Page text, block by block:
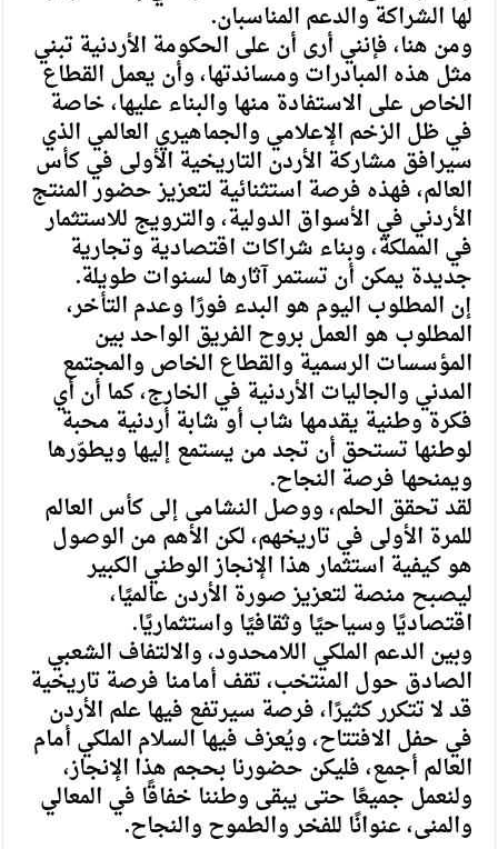
لها الشراكة والدعم المناسبان.
ومن هنا، فإنني أرى أن على الحكومة الأردنية تبني
مثل هذه المبادرات ومساندتها، وأن يعمل القطاع
الخاص على الاستفادة منها والبناء عليها، خاصة
في ظل الزخم الإعلامي والجماهيري العالمي الذي
سيرافق مشاركة الأردن التاريخية الأولى في كأس
العالم، فهذه فرصة استثنائية لتعزيز حضور المنتج
الأردني في الأسواق الدولية، والترويج للاستثمار
في المملكة، وبناء شراكات اقتصادية وتجارية
جديدة يمكن أن تستمر آثارها لسنوات طويلة.
إن المطلوب اليوم هو البدء فورًا وعدم التأخر،
المطلوب هو العمل بروح الفريق الواحد بين
المؤسسات الرسمية والقطاع الخاص والمجتمع
المدني والجاليات الأردنية في الخارج، كما أن أي
فكرة وطنية يقدمها شاب أو شابة أردنية محبة
لوطنها تستحق أن تجد من يستمع إليها ويطوّرها
ويمنحها فرصة النجاح.
لقد تحقق الحلم، ووصل النشامى إلى كأس العالم
للمرة الأولى في تاريخهم، لكن الأهم من الوصول
هو كيفية استثمار هذا الإنجاز الوطني الكبير
ليصبح منصة لتعزيز صورة الأردن عالميًا،
اقتصاديًا وسياحيًا وثقافيًا واستثماريًا.
وبين الدعم الملكي اللامحدود، والالتفاف الشعبي
الصادق حول المنتخب، تقف أمامنا فرصة تاريخية
قد لا تتكرر كثيرًا، فرصة سيرتفع فيها علم الأردن
في حفل الافتتاح، ويُعزف فيها السلام الملكي أمام
العالم أجمع، فليكن حضورنا بحجم هذا الإنجاز،
ولنعمل جميعًا حتى يبقى وطننا خفاقًا في المعالي
والمنى، عنوانًا للفخر والطموح والنجاح.